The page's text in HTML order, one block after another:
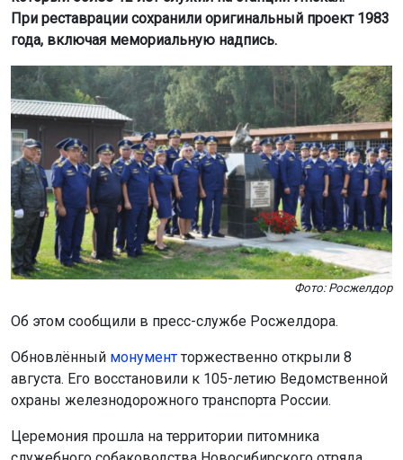
При реставрации сохранили оригинальный проект 1983
года, включая мемориальную надпись.
Фото: Росжелдор
Об этом сообщили в пресс-службе Росжелдора.
Обновлённый монумент торжественно открыли 8
августа. Его восстановили к 105-летию Ведомственной
охраны железнодорожного транспорта России.
Церемония прошла на территории питомника